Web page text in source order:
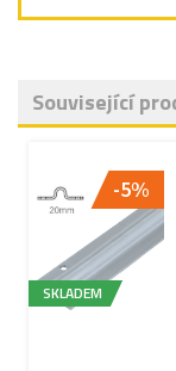
Související
-5%
SKLADEM